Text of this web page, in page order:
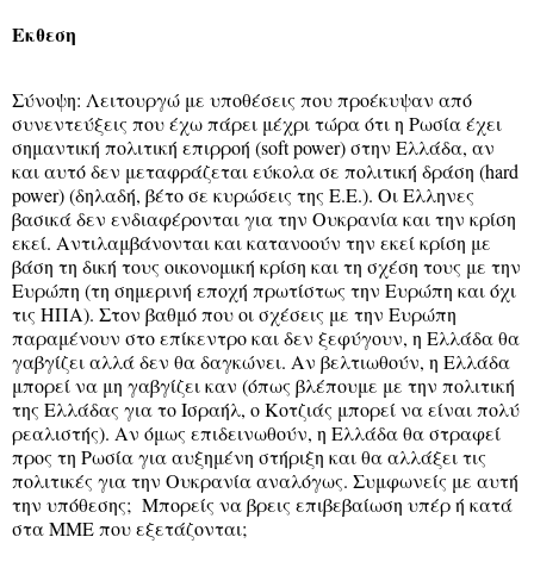
Εκθεση
Σύνοψη: Λειτουργώ με υποθέσεις που προέκυψαν από
συνεντεύξεις που έχω πάρει μέχρι τώρα ότι η Ρωσία έχει
σημαντική πολιτική επιρροή (soft power) στην Ελλάδα, αν
και αυτό δεν μεταφράζεται εύκολα σε πολιτική δράση (hard
power) (δηλαδή, βέτο σε κυρώσεις της Ε.Ε.). Οι Ελληνες
βασικά δεν ενδιαφέρονται για την Ουκρανία και την κρίση
εκεί. Αντιλαμβάνονται και κατανοούν την εκεί κρίση με
βάση τη δική τους οικονομική κρίση και τη σχέση τους με την
Ευρώπη (τη σημερινή εποχή πρωτίστως την Ευρώπη και όχι
τις ΗΠΑ). Στον βαθμό που οι σχέσεις με την Ευρώπη
παραμένουν στο επίκεντρο και δεν ξεφύγουν, η Ελλάδα θα
γαβγίζει αλλά δεν θα δαγκώνει. Αν βελτιωθούν, η Ελλάδα
μπορεί να μη γαβγίζει καν (όπως βλέπουμε με την πολιτική
της Ελλάδας για το Ισραήλ, ο Κοτζιάς μπορεί να είναι πολύ
ρεαλιστής). Αν όμως επιδεινωθούν, η Ελλάδα θα στραφεί
προς τη Ρωσία για αυξημένη στήριξη και θα αλλάξει τις
πολιτικές για την Ουκρανία αναλόγως. Συμφωνείς με αυτή
την υπόθεσης; Μπορείς να βρεις επιβεβαίωση υπέρ ή κατά
στα ΜΜΕ που εξετάζονται;